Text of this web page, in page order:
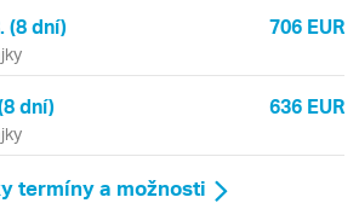
(8 dní) 706 EUR
dní) 636 EUR
termíny a možnosti